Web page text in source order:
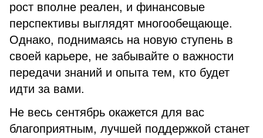
рост вполне реален, и финансовые
перспективы выглядят многообещающе.
Однако, поднимаясь на новую ступень в
своей карьере, не забывайте о важности
передачи знаний и опыта тем, кто будет
идти за вами.
Не весь сентябрь окажется для вас
благоприятным, лучшей поддержкой станет